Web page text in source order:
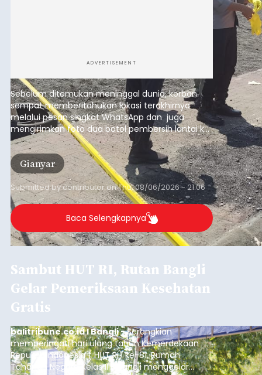
ADVERTISEMENT
Sebelum ditemukan meninggal dunia, korban
sempat memberitahukan lokasi terakhirnya
melalui pesan singkat WhatsApp dan juga
mengirimkan foto dua botol pembersih lantai ke
istrinya.
Gianyar
Submitted bycontributoronThu, 08/06/2026 - 21:06
Baca Selengkapnya
Sambut HUT RI, Rutan Bangli
Gelar Pemeriksaan Kesehatan
Gratis
balitribune.co.id I Bangli -Serangkian
memperingati hari ulang tahun Kemerdekaan
Republik Indonesia ( HUT RI) ke-81, Rumah
Tahanan Negara Kelas II B Bangli menggelar